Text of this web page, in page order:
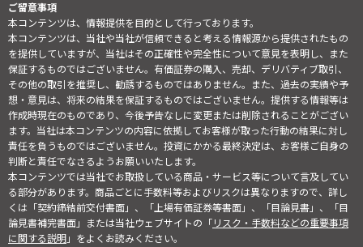
ご留意事項
本コンテンツは、情報提供を目的として行っております。
本コンテンツは、当社や当社が信頼できると考える情報源から提供されたもの
を提供していますが、当社はその正確性や完全性について意見を表明し、また
保証するものではございません。有価証券の購入、売却、デリバティブ取引、
その他の取引を推奨し、勧誘するものではありません。また、過去の実績や予
想・意見は、将来の結果を保証するものではございません。提供する情報等は
作成時現在のものであり、今後予告なしに変更または削除されることがござい
ます。当社は本コンテンツの内容に依拠してお客様が取った行動の結果に対し
責任を負うものではございません。投資にかかる最終決定は、お客様ご自身の
判断と責任でなさるようお願いいたします。
本コンテンツでは当社でお取扱している商品・サービス等について言及してい
る部分があります。商品ごとに手数料等およびリスクは異なりますので、詳し
くは「契約締結前交付書面」、「上場有価証券等書面」、「目論見書」、「目
論見書補完書面」または当社ウェブサイトの「リスク・手数料などの重要事項
に関する説明」をよくお読みください。